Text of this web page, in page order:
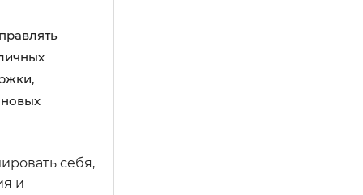
себя,
и